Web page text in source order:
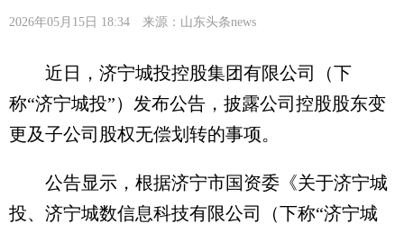
2026年05月15日 18:34 来源：山东头条news
近日，济宁城投控股集团有限公司（下
称“济宁城投”）发布公告，披露公司控股股东变
更及子公司股权无偿划转的事项。
公告显示，根据济宁市国资委《关于济宁城
投、济宁城数信息科技有限公司（下称“济宁城